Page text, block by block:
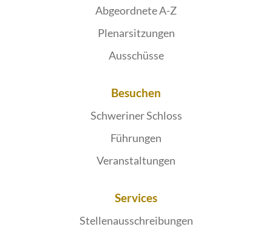
Abgeordnete A-Z
Plenarsitzungen
Ausschüsse
Besuchen
Schweriner Schloss
Führungen
Veranstaltungen
Services
Stellenausschreibungen